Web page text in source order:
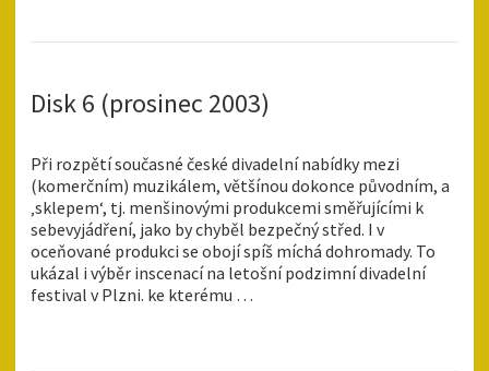
Disk 6 (prosinec 2003)
Při rozpětí současné české divadelní nabídky mezi
(komerčním) muzikálem, většínou dokonce původním, a
‚sklepem‘, tj. menšinovými produkcemi směřujícími k
sebevyjádření, jako by chyběl bezpečný střed. I v
oceňované produkci se obojí spíš míchá dohromady. To
ukázal i výběr inscenací na letošní podzimní divadelní
festival v Plzni. ke kterému …